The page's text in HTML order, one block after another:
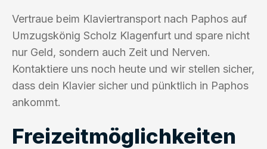
Vertraue beim Klaviertransport nach Paphos auf
Umzugskönig Scholz Klagenfurt und spare nicht
nur Geld, sondern auch Zeit und Nerven.
Kontaktiere uns noch heute und wir stellen sicher,
dass dein Klavier sicher und pünktlich in Paphos
ankommt.
Freizeitmöglichkeiten